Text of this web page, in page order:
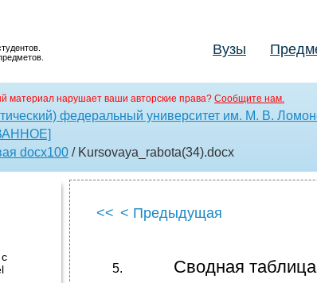
Вузы
материал нарушает ваши авторские права? Сообщите нам.
федеральный университет им. М. В.
docx100 / Kursovaya_rabota(34).docx
<< < Предыдущая
Cводная